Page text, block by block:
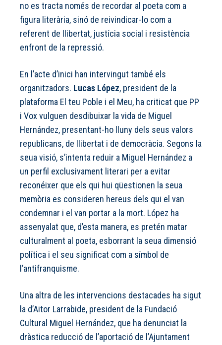
no es tracta només de recordar al poeta com a
figura literària, sinó de reivindicar-lo com a
referent de llibertat, justícia social i resistència
enfront de la repressió.
En l’acte d’inici han intervingut també els
organitzadors. Lucas López, president de la
plataforma El teu Poble i el Meu, ha criticat que PP
i Vox vulguen desdibuixar la vida de Miguel
Hernández, presentant-ho lluny dels seus valors
republicans, de llibertat i de democràcia. Segons la
seua visió, s’intenta reduir a Miguel Hernández a
un perfil exclusivament literari per a evitar
reconéixer que els qui hui qüestionen la seua
memòria es consideren hereus dels qui el van
condemnar i el van portar a la mort. López ha
assenyalat que, d’esta manera, es pretén matar
culturalment al poeta, esborrant la seua dimensió
política i el seu significat com a símbol de
l’antifranquisme.
Una altra de les intervencions destacades ha sigut
la d’Aitor Larrabide, president de la Fundació
Cultural Miguel Hernández, que ha denunciat la
dràstica reducció de l’aportació de l’Ajuntament